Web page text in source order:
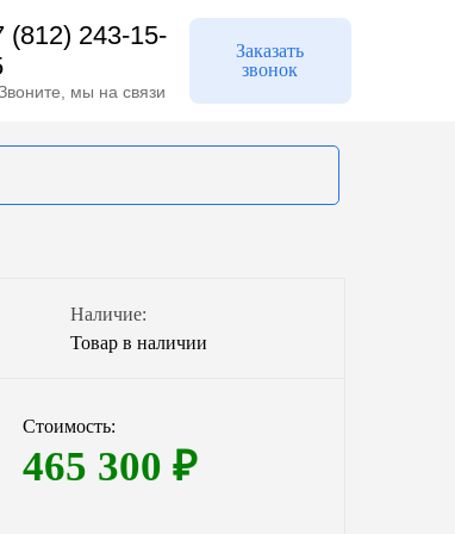
(812) 243-15-
мы на связи
Заказать
звонок
Кадатек
Минигазгольдеры
940 л.
1700 л.
Наличие:
Товар в наличии
Стоимость:
465 300 ₽